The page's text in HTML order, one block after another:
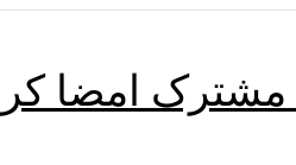
مشترک امضا